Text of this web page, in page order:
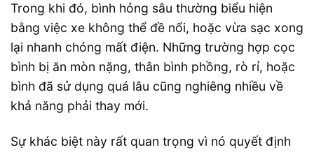
Trong khi đó, bình hỏng sâu thường biểu hiện
bằng việc xe không thể đề nổi, hoặc vừa sạc xong
lại nhanh chóng mất điện. Những trường hợp cọc
bình bị ăn mòn nặng, thân bình phồng, rò rỉ, hoặc
bình đã sử dụng quá lâu cũng nghiêng nhiều về
khả năng phải thay mới.
Sự khác biệt này rất quan trọng vì nó quyết định